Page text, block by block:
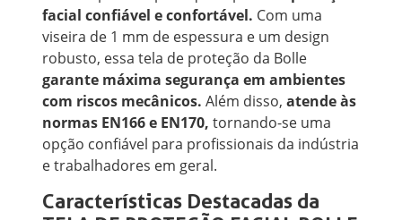
facial confiável e confortável. Com uma
viseira de 1 mm de espessura e um design
robusto, essa tela de proteção da Bolle
garante máxima segurança em ambientes
com riscos mecânicos. Além disso,atende às
normas EN166 e EN170, tornando-se uma
opção confiável para profissionais da indústria
e trabalhadores em geral.
Características Destacadas da